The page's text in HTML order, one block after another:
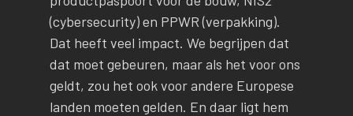
(cybersecurity) en PPWR (verpakking).
Dat heeft veel impact. We begrijpen dat
dat moet gebeuren, maar als het voor ons
geldt, zou het ook voor andere Europese
landen moeten gelden. En daar ligt hem